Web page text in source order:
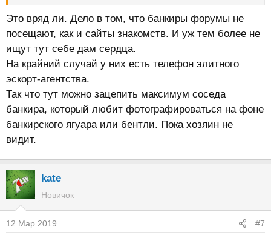
Это вряд ли. Дело в том, что банкиры форумы не
посещают, как и сайты знакомств. И уж тем более не
ищут тут себе дам сердца.
На крайний случай у них есть телефон элитного
эскорт-агентства.
Так что тут можно зацепить максимум соседа
банкира, который любит фотографироваться на фоне
банкирского ягуара или бентли. Пока хозяин не
видит.
kate
Новичок
12 Мар 2019 #7